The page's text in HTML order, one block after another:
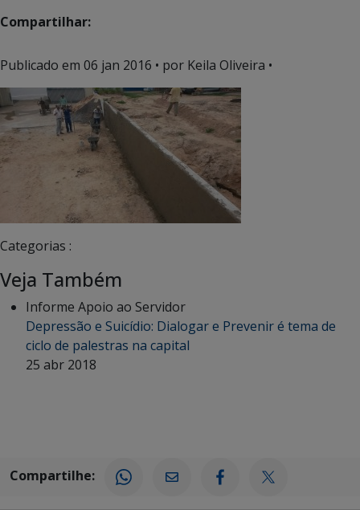
Compartilhar:
Publicado em 06 jan 2016 • por Keila Oliveira •
Categorias :
Veja Também
Informe Apoio ao Servidor
Depressão e Suicídio: Dialogar e Prevenir é tema de
ciclo de palestras na capital
25 abr 2018
Compartilhe: